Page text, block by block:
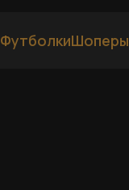
ФутболкиШоперы